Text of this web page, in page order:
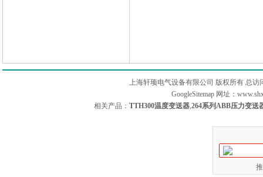
上海轩顼电气设备有限公司 版权所有 总访
GoogleSitemap网址：
相关产品： TTH300温度变送器,264系列ABB压力变送